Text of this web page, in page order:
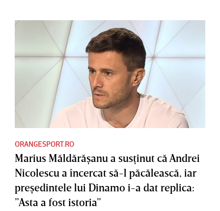
ORANGESPORT.RO
Marius Măldărăşanu a susţinut că Andrei
Nicolescu a încercat să-l păcălească, iar
preşedintele lui Dinamo i-a dat replica:
”Asta a fost istoria”